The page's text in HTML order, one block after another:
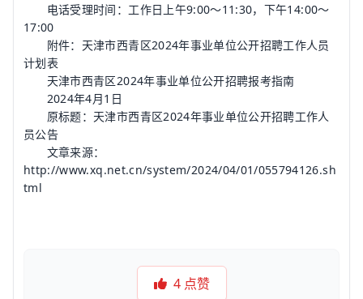
电话受理时间：工作日上午9:00～11:30，下午14:00～
17:00
附件：天津市西青区2024年事业单位公开招聘工作人员
计划表
天津市西青区2024年事业单位公开招聘报考指南
2024年4月1日
原标题：天津市西青区2024年事业单位公开招聘工作人
员公告
文章来源：
http://www.xq.net.cn/system/2024/04/01/055794126.sh
tml
4 点赞